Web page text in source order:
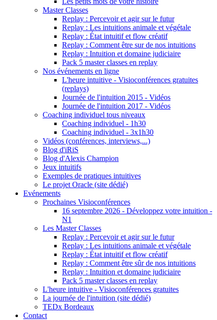
Master Classes
Replay : Percevoir et agir sur le futur
Replay : Les intuitions animale et végétale
Replay : État intuitif et flow créatif
Replay : Comment être sur de nos intuitions
Replay : Intuition et domaine judiciaire
Pack 5 master classes en replay
Nos événements en ligne
L'heure intuitive - Visioconférences gratuites
(replays)
Journée de l'intuition 2015 - Vidéos
Journée de l'intuition 2017 - Vidéos
Coaching individuel tous niveaux
Coaching individuel - 1h30
Coaching individuel - 3x1h30
Vidéos (conférences, interviews,...)
Blog d'iRiS
Blog d'Alexis Champion
Jeux intuitifs
Exemples de pratiques intuitives
Le projet Oracle (site dédié)
Evénements
Prochaines Visioconférences
16 septembre 2026 - Développez votre intuition -
N1
Les Master Classes
Replay : Percevoir et agir sur le futur
Replay : Les intuitions animale et végétale
Replay : État intuitif et flow créatif
Replay : Comment être sûr de nos intuitions
Replay : Intuition et domaine judiciaire
Pack 5 master classes en replay
L'heure intuitive - Visioconférences gratuites
La journée de l'intuition (site dédié)
TEDx Bordeaux
Contact